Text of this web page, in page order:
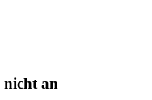
nicht an